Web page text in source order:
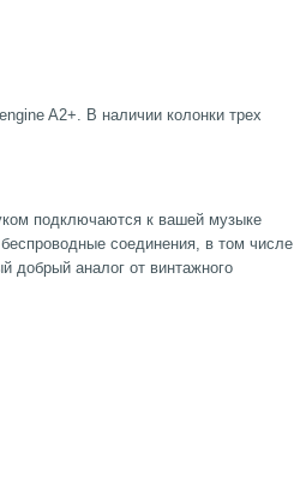
A2+. В наличии колонки трех
подключаются к вашей музыке
соединения, в том числе
добрый аналог от винтажного